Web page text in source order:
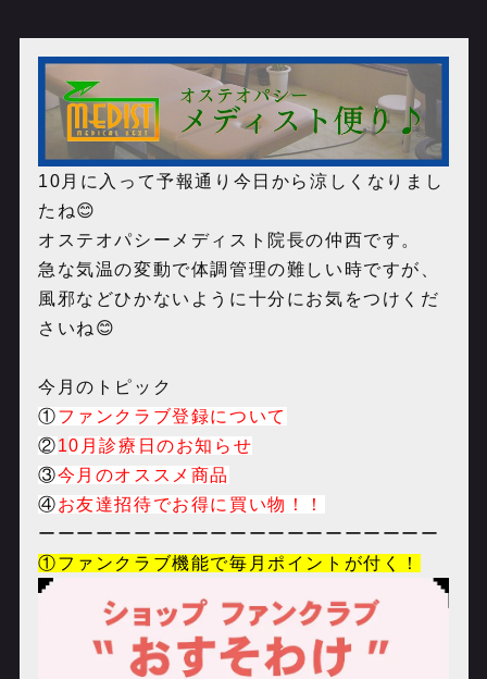
10月に入って予報通り今日から涼しくなりまし
たね😊
オステオパシーメディスト院長の仲西です。
急な気温の変動で体調管理の難しい時ですが、
風邪などひかないように十分にお気をつけくだ
さいね😊
今月のトピック
①ファンクラブ登録について
②10 月診療日のお知らせ
③今月のオススメ商品
④お友達招待でお得に買い物！！
ーーーーーーーーーーーーーーーーーーーーー
①ファン クラブ機能で毎月ポイントが付く！